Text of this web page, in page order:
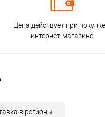
Цена действует при
интернет-магазине
в регионы